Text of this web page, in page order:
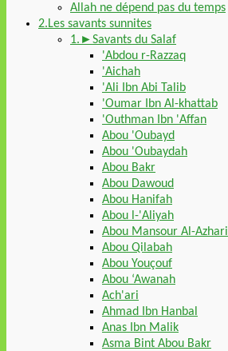
Allah ne dépend pas du temps
2.Les savants sunnites
1.►Savants du Salaf
'Abdou r-Razzaq
'Aichah
'Ali Ibn Abi Talib
'Oumar Ibn Al-khattab
'Outhman Ibn 'Affan
Abou 'Oubayd
Abou 'Oubaydah
Abou Bakr
Abou Dawoud
Abou Hanifah
Abou l-'Aliyah
Abou Mansour Al-Azhari
Abou Qilabah
Abou Youçouf
Abou ‘Awanah
Ach'ari
Ahmad Ibn Hanbal
Anas Ibn Malik
Asma Bint Abou Bakr